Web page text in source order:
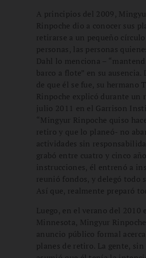
A principios del 2009,
Rinpoche dio a conocer sus
retirarse a un pequeño
personas, las personas
Dahl lo menciona –
barco a flote” en su ausencia.
de que él se fue, su hermano
Rinpoche explicó durante un
julio 2011 en el Garrison
“Mingyur Rinpoche quiso
retiro y que lo planeó- no
actividades sin
grabó entre cuatro y cinco
instrucciones, él entrenó a
reunió fondos, y delegó todo
Así que, realmente preparó
Luego, en el verano del 2010
Minnesota, Mingyur
anuncio público formal acerca
planes de retiro. La gente, sin